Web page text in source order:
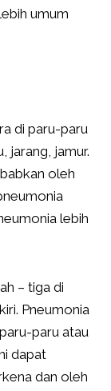
umum
di paru-paru
jarang, jamur.
oleh
lebih
– tiga di
Pneumonia
paru atau
dapat
dan oleh